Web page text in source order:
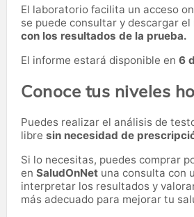
El laboratorio facilita un acceso
se puede consultar y descargar el
con los resultados de la prueba.
El informe estará disponible en 6
Conoce tus niveles
Puedes realizar el análisis de
libre sin necesidad de
Si lo necesitas, puedes comprar
en SaludOnNet una consulta con
interpretar los resultados y
más adecuado para mejorar tu